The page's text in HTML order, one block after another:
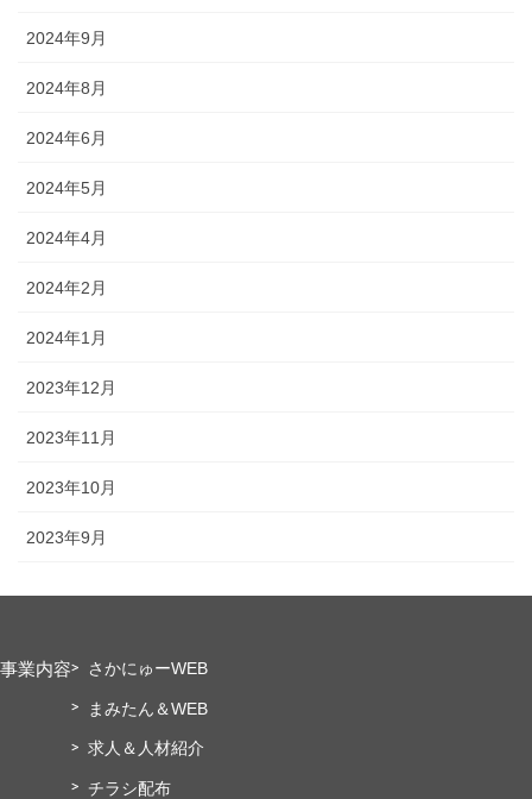
2024年9月
2024年8月
2024年6月
2024年5月
2024年4月
2024年2月
2024年1月
2023年12月
2023年11月
2023年10月
2023年9月
事業内容 さかにゅーWEB
まみたん＆WEB
求人＆人材紹介
チラシ配布